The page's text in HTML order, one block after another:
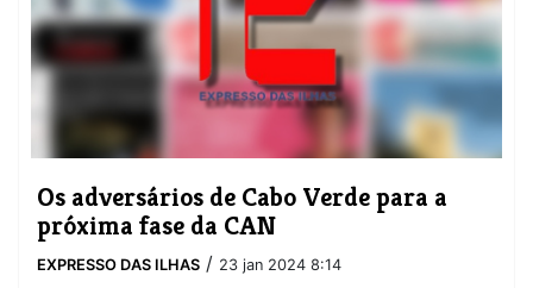
Os adversários de Cabo Verde para a
próxima fase da CAN
EXPRESSO DAS ILHAS / 23 jan 2024 8:14